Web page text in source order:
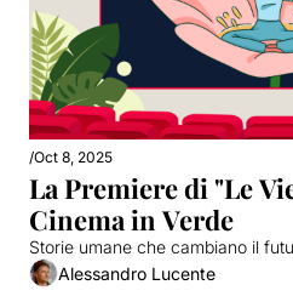
/Oct 8, 2025
La Premiere di "Le
Cinema in Verde
Storie umane che cambiano il
Alessandro Lucente